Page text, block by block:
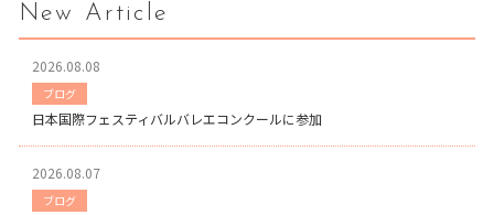
New Article
2026.08.08
ブログ
日本国際フェスティバルバレエコンクールに参加
2026.08.07
ブログ